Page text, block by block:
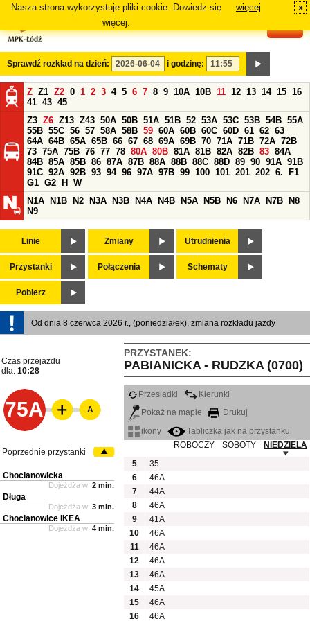
Nasza strona wykorzystuje pliki cookie. Dowiedz się
więcej.
więcej x
Sprawdź rozkład na dzień: i godzinę:
Z Z1 Z2 0 1 2 3 4 5 6 7 8 9 10A 10B 11 12 13 14 15 16
41 43 45
Z3 Z6 Z13 Z43 50A 50B 51A 51B 52 53A 53C 53B 54B 55A
55B 55C 56 57 58A 58B 59 60A 60B 60C 60D 61 62 63
64A 64B 65A 65B 66 67 68 69A 69B 70 71A 71B 72A 72B
73 75A 75B 76 77 78 80A 80B 81A 81B 82A 82B 83 84A
84B 85A 85B 86 87A 87B 88A 88B 88C 88D 89 90 91A 91B
91C 92A 92B 93 94 96 97A 97B 99 100 101 201 202 6.
F1
G1 G2 H
W
N1A
N1B N2 N3A N3B N4A N4B N5A N5B N6 N7A N7B
N8
N9
Linie Zmiany Utrudnienia
Przystanki Połączenia Schematy
Pobierz
Od dnia 8 czerwca 2026 r., (poniedziałek), zmiana rozkładu jazdy
PRZYSTANEK:
PABIANICKA - RUDZKA (0700)
Czas przejazdu
dla: 10:28
75A
Przesiadki
Kierunki
Pokaż na mapie
Drukuj
ikony
Tabliczka jak na przystanku
ROBOCZY
SOBOTY
NIEDZIELA
5
35
6
46A
7
44A
8
46A
9
41A
10
46A
11
46A
12
46A
13
46A
14
45A
15
46A
16
46A
A
Poprzednie przystanki
Chocianowicka
Dojeżdża w: 2 min.
Długa
Dojeżdża w: 3 min.
Chocianowice IKEA
Dojeżdża w: 4 min.